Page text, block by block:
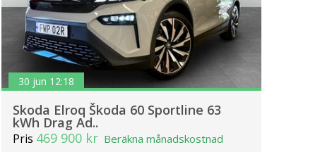
30 jun 12:18
Skoda Elroq Škoda 60 Sportline 63
kWh Drag Ad..
Pris 469 900 kr Beräkna månadskostnad